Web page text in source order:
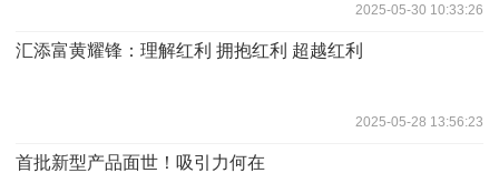
2025-05-30 10:33:26
汇添富黄耀锋：理解红利 拥抱红利 超越红利
2025-05-28 13:56:23
首批新型产品面世！吸引力何在